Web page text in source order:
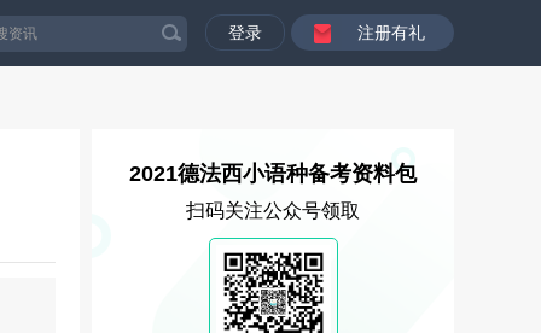
登录 注册有礼
2021德法西小语种备考资料包
扫码关注公众号领取